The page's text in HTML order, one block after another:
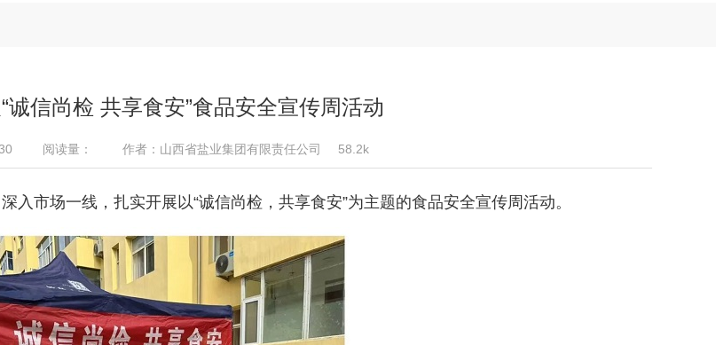
诚信尚检 共享食安”食品安全宣传周活动
阅读量： 作者：山西省盐业集团有限责任公司 58.2k
市场一线，扎实开展以“诚信尚检，共享食安”为主题的食品安全宣传周活动。